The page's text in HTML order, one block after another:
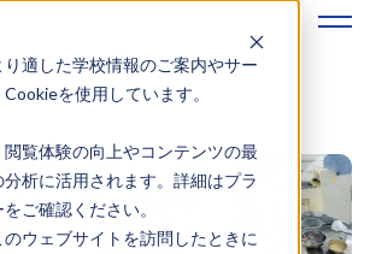
適した学校情報のご案内やサー
を使用しています。
覧体験の向上やコンテンツの最
析に活用されます。詳細はプラ
ご確認ください。
ウェブサイトを訪問したときに
学のすすめかた
学とは